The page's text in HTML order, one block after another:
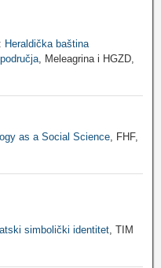
Heraldička baština
, Meleagrina i HGZD,
as a Social Science , FHF,
simbolički identitet , TIM